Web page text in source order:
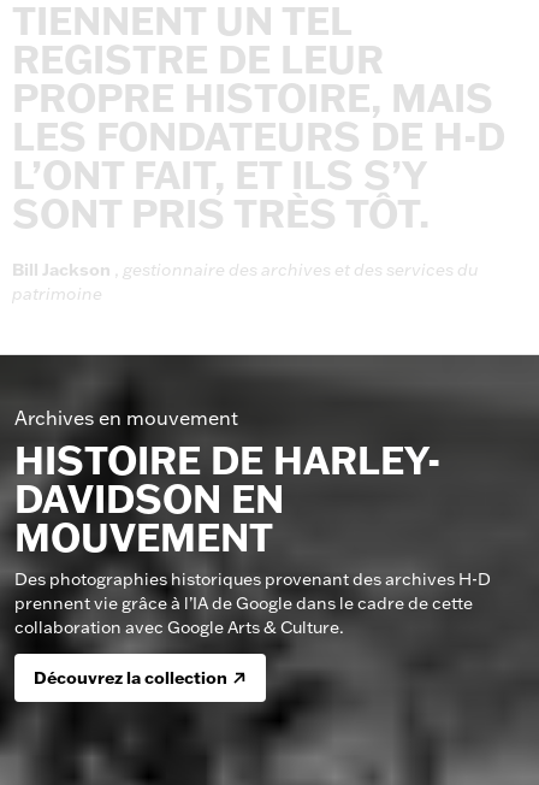
TIENNENT UN TEL
REGISTRE DE LEUR
PROPRE HISTOIRE, MAIS
LES FONDATEURS DE H-D
L’ONT FAIT, ET ILS S’Y
SONT PRIS TRÈS TÔT.
Bill Jackson , gestionnaire des archives et des services du
patrimoine
Archives en mouvement
HISTOIRE DE HARLEY-
DAVIDSON EN
MOUVEMENT
Des photographies historiques provenant des archives H-D
prennent vie grâce à l’IA de Google dans le cadre de cette
collaboration avec Google Arts & Culture.
Découvrez la collection